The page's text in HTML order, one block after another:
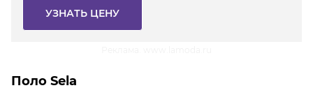
УЗНАТЬ ЦЕНУ
Поло Sela